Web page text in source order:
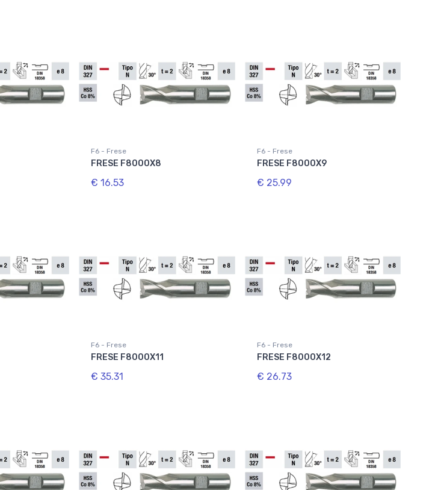
F6 - Frese
FRESE F8000X8
€ 16.53
F6 - Frese
FRESE F8000X9
€ 25.99
F6 - Frese
FRESE F8000X11
€ 35.31
F6 - Frese
FRESE F8000X12
€ 26.73